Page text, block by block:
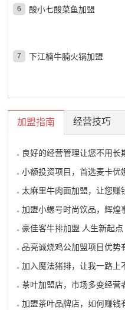
6 酸小七酸菜鱼加盟
7 下江楠牛腩火锅加盟
加盟指南 经营技巧
良好的经营管理让您不用长期只追
小额投资项目，首选麦卡优
太麻里牛肉面加盟，让您赚
加盟小螺号时尚饮品，辉煌
豪佳客牛排加盟 人生新起点
品亮诚烧鸡公加盟项目优势
加入魔法猪排，让我一路上
茶叶加盟店，市场多变经营
加盟茶叶品牌店，如何赚钱